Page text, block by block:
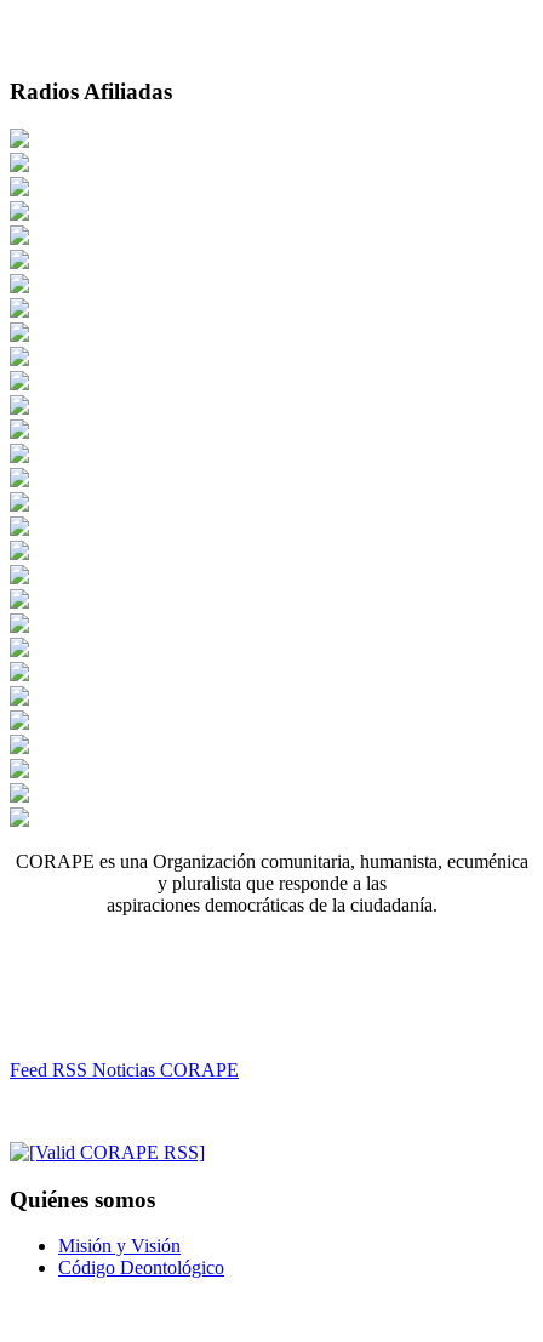
Radios Afiliadas
CORAPE es una Organización comunitaria, humanista, ecuménica
y pluralista que responde a las
aspiraciones democráticas de la ciudadanía.
Feed RSS Noticias CORAPE
Quiénes somos
Misión y Visión
Código Deontológico